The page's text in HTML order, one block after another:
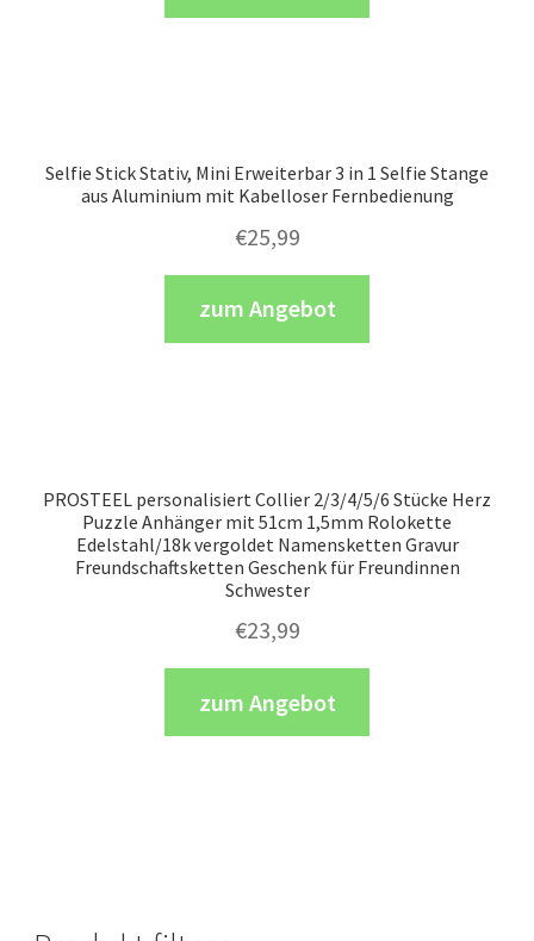
Selfie Stick Stativ, Mini Erweiterbar 3 in 1 Selfie Stange
aus Aluminium mit Kabelloser Fernbedienung
€25,99
zum Angebot
PROSTEEL personalisiert Collier 2/3/4/5/6 Stücke Herz
Puzzle Anhänger mit 51cm 1,5mm Rolokette
Edelstahl/18k vergoldet Namensketten Gravur
Freundschaftsketten Geschenk für Freundinnen
Schwester
€23,99
zum Angebot